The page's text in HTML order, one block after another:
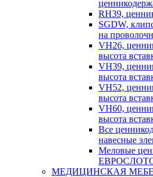
RH39,
SGDW,
на
VH26,
высота
VH39,
высота
VH52,
высота
VH60,
высота
Все
навесные
Меловые
МЕДИЦИНСКАЯ